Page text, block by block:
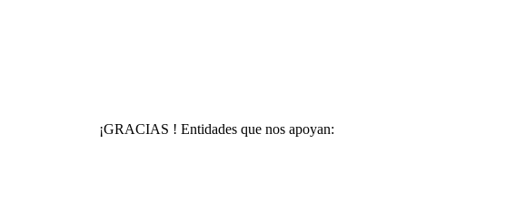
¡GRACIAS ! Entidades que nos apoyan: